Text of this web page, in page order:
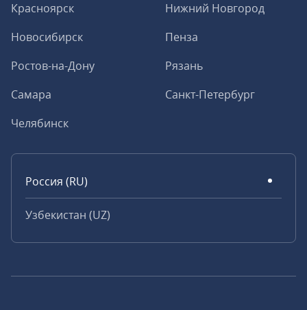
Красноярск
Нижний Новгород
Новосибирск
Пенза
Ростов-на-Дону
Рязань
Самара
Санкт-Петербург
Челябинск
Россия (RU)
Узбекистан (UZ)